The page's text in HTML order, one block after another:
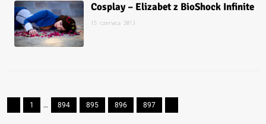
Cosplay – Elizabet z BioShock Infinite
15 czerwca 2013
1 … 894 895 896 897